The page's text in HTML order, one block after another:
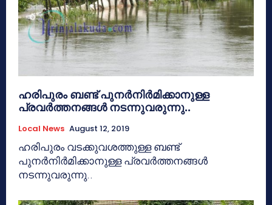
ഹരിപുരം ബണ്ട് പുനര്‍നിര്‍മിക്കാനുള്ള
പ്രവര്‍ത്തനങ്ങള്‍ നടന്നുവരുന്നു..
Local News August 12, 2019
ഹരിപുരം വടക്കുവശത്തുള്ള ബണ്ട്
പുനര്‍നിര്‍മിക്കാനുള്ള പ്രവര്‍ത്തനങ്ങള്‍
നടന്നുവരുന്നു..